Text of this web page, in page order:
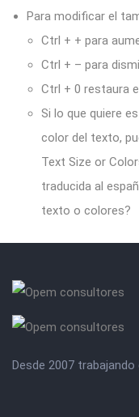
Para modificar el
Ctrl + + para
Ctrl + – para
Ctrl + 0 restaura
Si lo que quiere
color del texto,
Text Size or
traducida al
texto o colores?
Desde 2007